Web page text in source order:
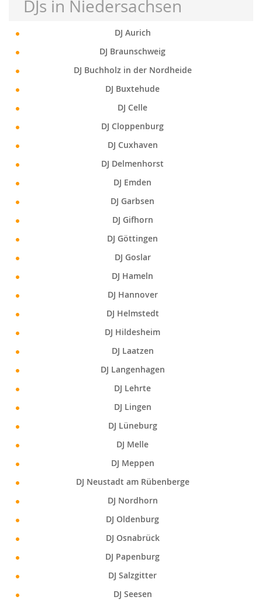
DJs in Niedersachsen
DJ Aurich
DJ Braunschweig
DJ Buchholz in der Nordheide
DJ Buxtehude
DJ Celle
DJ Cloppenburg
DJ Cuxhaven
DJ Delmenhorst
DJ Emden
DJ Garbsen
DJ Gifhorn
DJ Göttingen
DJ Goslar
DJ Hameln
DJ Hannover
DJ Helmstedt
DJ Hildesheim
DJ Laatzen
DJ Langenhagen
DJ Lehrte
DJ Lingen
DJ Lüneburg
DJ Melle
DJ Meppen
DJ Neustadt am Rübenberge
DJ Nordhorn
DJ Oldenburg
DJ Osnabrück
DJ Papenburg
DJ Salzgitter
DJ Seesen